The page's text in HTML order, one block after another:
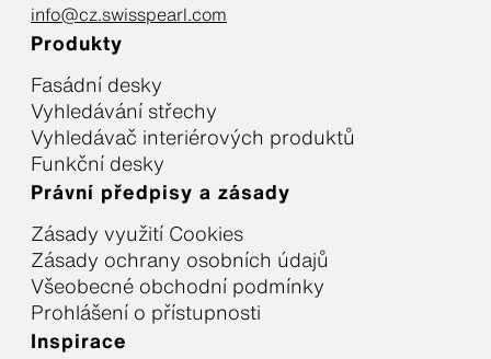
info@cz.swisspearl.com
Produkty
Fasádní desky
Vyhledávání střechy
Vyhledávač interiérových produktů
Funkční desky
Právní předpisy a zásady
Zásady využití Cookies
Zásady ochrany osobních údajů
Všeobecné obchodní podmínky
Prohlášení o přístupnosti
Inspirace